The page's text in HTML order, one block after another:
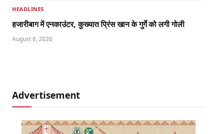
HEADLINES
हजारीबाग में एनकाउंटर, कुख्यात प्रिंस खान के गुर्गे को लगी गोली
August 8, 2026
Advertisement